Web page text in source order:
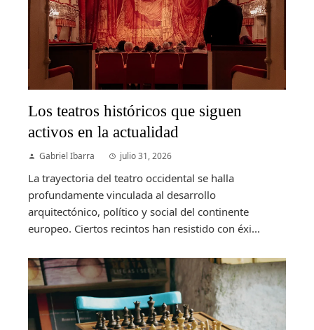
Los teatros históricos que siguen
activos en la actualidad
Gabriel Ibarra julio 31, 2026
La trayectoria del teatro occidental se halla
profundamente vinculada al desarrollo
arquitectónico, político y social del continente
europeo. Ciertos recintos han resistido con éxi...